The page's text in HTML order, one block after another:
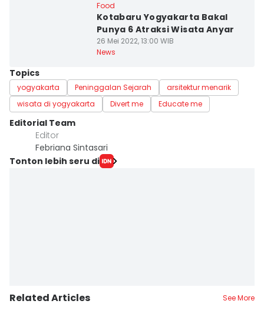
Food
Kotabaru Yogyakarta Bakal
Punya 6 Atraksi Wisata Anyar
26 Mei 2022, 13:00 WIB
News
Topics
yogyakarta Peninggalan Sejarah
arsitektur menarik
wisata di yogyakarta
Divert me Educate me
Editorial Team
Editor
Febriana Sintasari
Tonton lebih seru di
Related Articles See More